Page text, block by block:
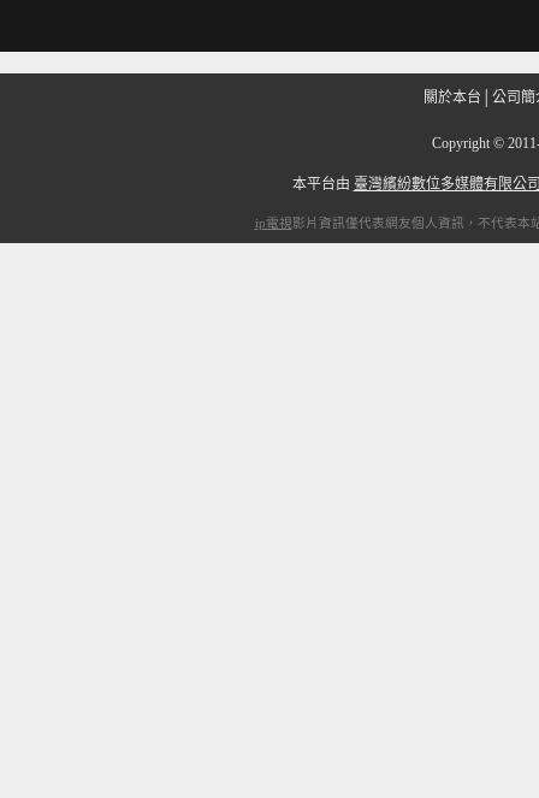
關於本台 公司簡
Copyright ©
本平台由 臺灣繽紛數位多媒體有限公
ip電視影片資訊僅代表網友個人資訊，不代表本